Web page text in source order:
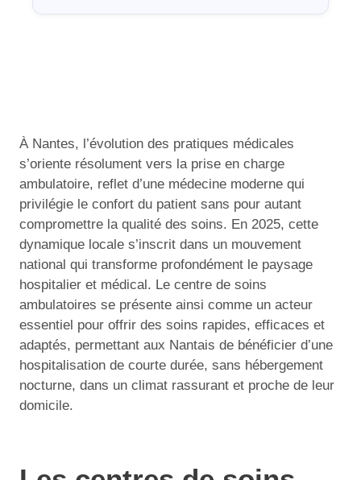
À Nantes, l’évolution des pratiques médicales
s’oriente résolument vers la prise en charge
ambulatoire, reflet d’une médecine moderne qui
privilégie le confort du patient sans pour autant
compromettre la qualité des soins. En 2025, cette
dynamique locale s’inscrit dans un mouvement
national qui transforme profondément le paysage
hospitalier et médical. Le centre de soins
ambulatoires se présente ainsi comme un acteur
essentiel pour offrir des soins rapides, efficaces et
adaptés, permettant aux Nantais de bénéficier d’une
hospitalisation de courte durée, sans hébergement
nocturne, dans un climat rassurant et proche de leur
domicile.